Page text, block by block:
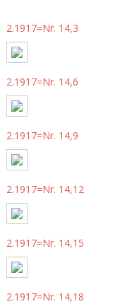
2.1917=Nr. 14,3
2.1917=Nr. 14,6
2.1917=Nr. 14,9
2.1917=Nr. 14,12
2.1917=Nr. 14,15
2.1917=Nr. 14,18